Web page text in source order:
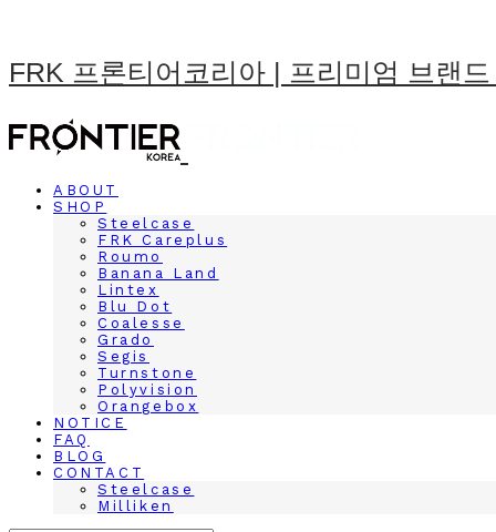
FRK 프론티어코리아 | 프리미엄 브랜
ABOUT
SHOP
Steelcase
FRK Careplus
Roumo
Banana Land
Lintex
Blu Dot
Coalesse
Grado
Segis
Turnstone
Polyvision
Orangebox
NOTICE
FAQ
BLOG
CONTACT
Steelcase
Milliken